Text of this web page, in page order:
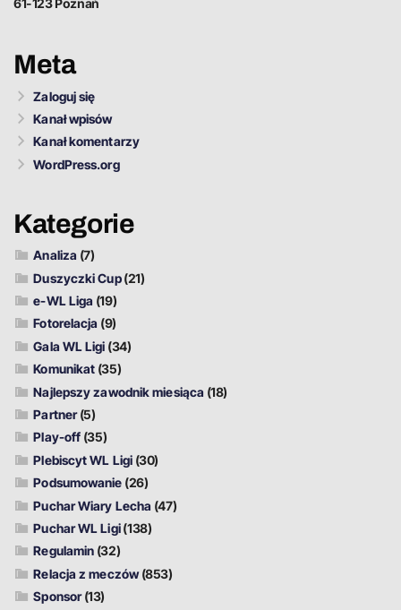
61-123 Poznań
Meta
Zaloguj się
Kanał wpisów
Kanał komentarzy
WordPress.org
Kategorie
Analiza (7)
Duszyczki Cup(21)
e-WL Liga (19)
Fotorelacja (9)
Gala WL Ligi (34)
Komunikat (35)
Najlepszy zawodnik miesiąca (18)
Partner(5)
Play-off (35)
Plebiscyt WL Ligi (30)
Podsumowanie (26)
Puchar Wiary Lecha (47)
Puchar WL Ligi(138)
Regulamin (32)
Relacja z meczów(853)
Sponsor(13)